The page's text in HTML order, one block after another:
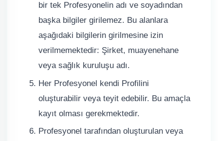
bir tek Profesyonelin adı ve soyadından
başka bilgiler girilemez. Bu alanlara
aşağıdaki bilgilerin girilmesine izin
verilmemektedir: Şirket, muayenehane
veya sağlık kuruluşu adı.
Her Profesyonel kendi Profilini
oluşturabilir veya teyit edebilir. Bu amaçla
kayıt olması gerekmektedir.
Profesyonel tarafından oluşturulan veya